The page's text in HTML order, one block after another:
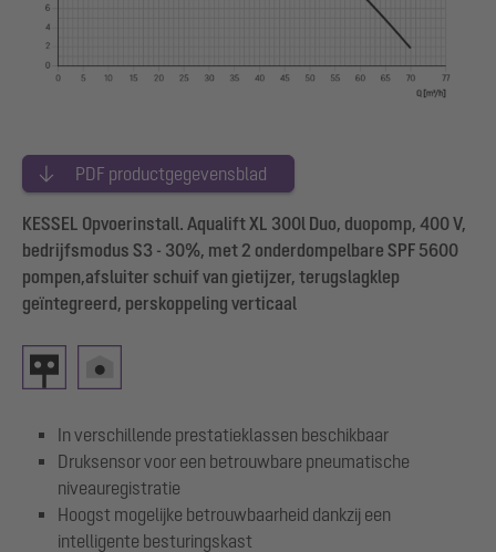
PDF productgegevensblad
KESSEL Opvoerinstall. Aqualift XL 300l Duo, duopomp, 400 V,
bedrijfsmodus S3 - 30%, met 2 onderdompelbare SPF 5600
pompen,afsluiter schuif van gietijzer, terugslagklep
geïntegreerd, perskoppeling verticaal
In verschillende prestatieklassen beschikbaar
Druksensor voor een betrouwbare pneumatische
niveauregistratie
Hoogst mogelijke betrouwbaarheid dankzij een
intelligente besturingskast